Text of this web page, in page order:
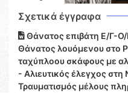
Σχετικά έγγραφα
Θάνατος επιβάτη Ε/Γ-
Θάνατος λουόμενου στο
ταχύπλοου σκάφους με
- Αλιευτικός έλεγχος
Τραυματισμός μέλους